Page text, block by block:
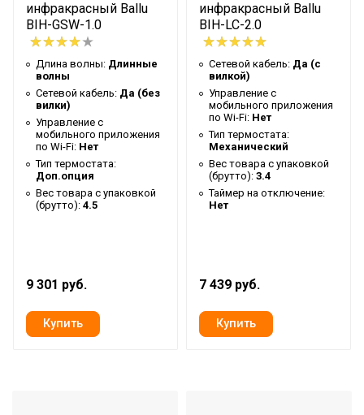
Глубина упаковки товара
26.5
Макс. высота установки
3.5
Крепление на штатив
Нет
Цвет корпуса
Белый
Ширина упаковки товара
83
Бренд
Ballu
Макс. потребляемая
мощность
Тип нагревательного
Регулировка угла наклона
Нет
Серия
GTW
Высота товара
3
инфракрасный Ballu
BIH-GSW-1.0
Длина волны: Длинные
волны
Сетевой кабель: Да (без
вилки)
Управление c
мобильного приложения
по Wi-Fi: Нет
Тип термостата:
Доп.опция
Вес товара с упаковкой
(брутто): 4.5
9 301 руб.
инфракрасный Ballu
BIH-LC-2.0
Сетевой кабель: Да (с
вилкой)
Управление c
мобильного приложения
по Wi-Fi: Нет
Тип термостата:
Механический
Вес товара с упаковкой
(брутто): 3.4
Таймер на отключение:
Нет
7 439 руб.